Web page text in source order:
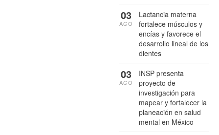
Lactancia materna
fortalece músculos y
encías y favorece el
desarrollo lineal de los
dientes
03
AGO
INSP presenta
proyecto de
investigación para
mapear y fortalecer la
planeación en salud
mental en México
03
AGO